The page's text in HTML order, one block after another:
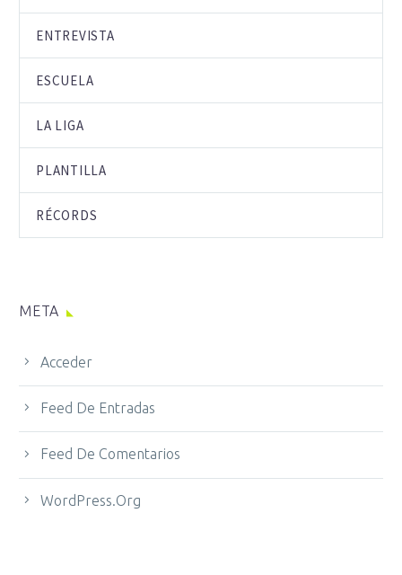
ENTREVISTA
ESCUELA
LA LIGA
PLANTILLA
RÉCORDS
META
Acceder
Feed De Entradas
Feed De Comentarios
WordPress.org